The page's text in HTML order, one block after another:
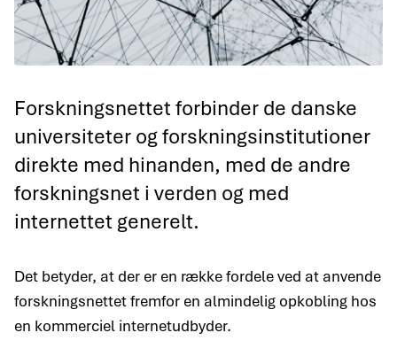
Forskningsnettet forbinder de danske
universiteter og forskningsinstitutioner
direkte med hinanden, med de andre
forskningsnet i verden og med
internettet generelt.
Det betyder, at der er en række fordele ved at anvende
forskningsnettet fremfor en almindelig opkobling hos
en kommerciel internetudbyder.